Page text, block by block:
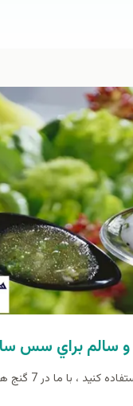
سالم براي سس
اگر اضافه وزن دارید و از سس